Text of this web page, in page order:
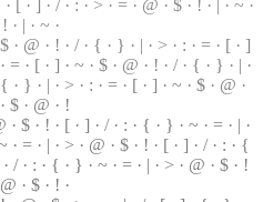
[ · ] · / · : · > · = · @ · $ · ! · | · ~ ·
· | · ~ ·
$ · @ · ! · / · { · } · | · > · : · = · [ · ]
= · [ · ] · ~ · $ · @ · ! · / · { · } · | ·
· } · | · > · : · = · [ · ] · ~ · $ · @ ·
$ · @ · !
· $ · ! · [ · ] · / · : · { · } · ~ · = · | ·
= · | · > · @ · $ · ! · [ · ] · / · : · {
/ · : · { · } · ~ · = · | · > · @ · $ · !
· $ · ! ·